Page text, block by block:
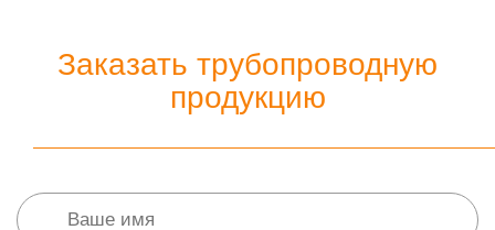
Заказать трубопроводную
продукцию